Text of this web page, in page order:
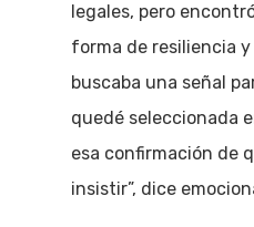
legales, pero
forma de resiliencia y
buscaba una señal
quedé seleccionada
esa confirmación de
insistir”, dice